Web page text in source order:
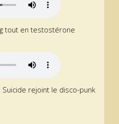
tout en testostérone
Suicide rejoint le disco-punk